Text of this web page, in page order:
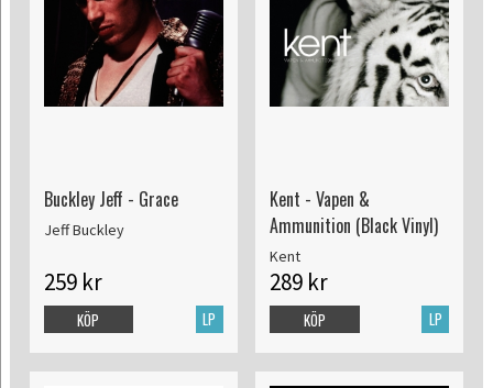
Buckley Jeff - Grace
Jeff Buckley
259 kr
LP
KÖP
Kent - Vapen &
Ammunition (Black Vinyl)
Kent
289 kr
LP
KÖP